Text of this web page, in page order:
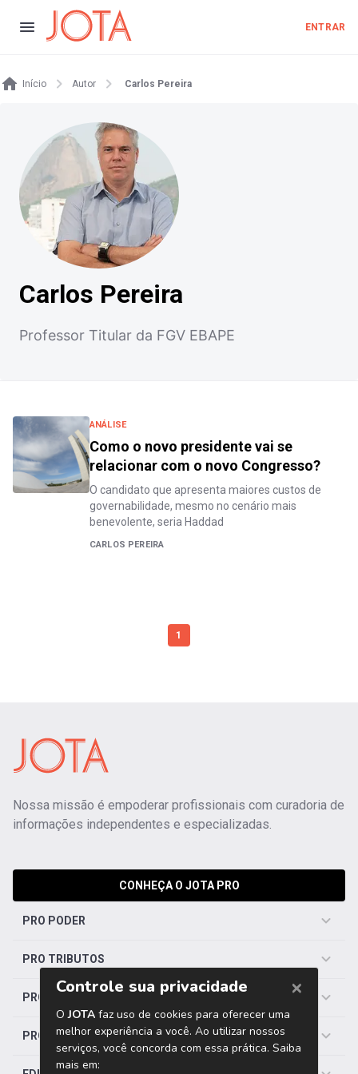
ENTRAR
Início Autor Carlos Pereira
Carlos Pereira
Professor Titular da FGV EBAPE
ANÁLISE
Como o novo presidente vai se
relacionar com o novo Congresso?
O candidato que apresenta maiores custos de
governabilidade, mesmo no cenário mais
benevolente, seria Haddad
CARLOS PEREIRA
1
Nossa missão é empoderar profissionais com curadoria de
informações independentes e especializadas.
CONHEÇA O JOTA PRO
PRO PODER
PRO TRIBUTOS
PRO TRABALHISTA
PRO SAÚDE